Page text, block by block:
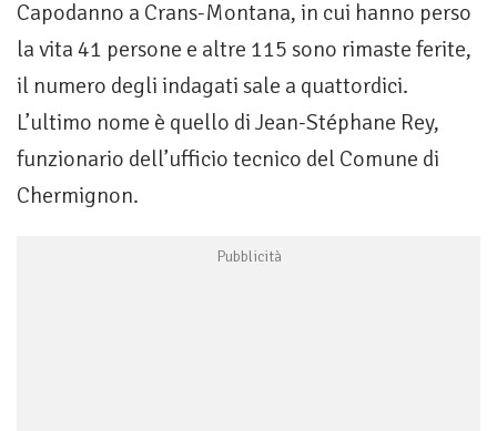
Capodanno a Crans-Montana, in cui hanno perso
la vita 41 persone e altre 115 sono rimaste ferite,
il numero degli indagati sale a quattordici.
L’ultimo nome è quello di Jean-Stéphane Rey,
funzionario dell’ufficio tecnico del Comune di
Chermignon.